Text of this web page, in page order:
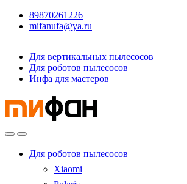
89870261226
mifanufa@ya.ru
Для вертикальных пылесосов
Для роботов пылесосов
Инфа для мастеров
Для роботов пылесосов
Xiaomi